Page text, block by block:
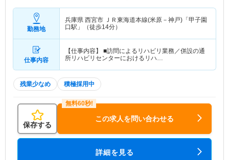
勤務地
兵庫県 西宮市
ＪＲ東海道本線(米原－神戸)「甲子園
口駅」（徒歩14分）
仕事内容
【仕事内容】 ■訪問によるリハビリ業務／併設の通
所リハビリセンターにおけるリハ…
残業少なめ 積極採用中
保存する
この求人を問い合わせる
詳細を見る